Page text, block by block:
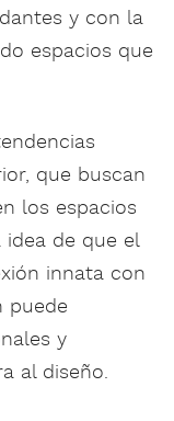
y con la
espacios que
que buscan
los espacios
de que el
innata con
puede
y
al diseño.